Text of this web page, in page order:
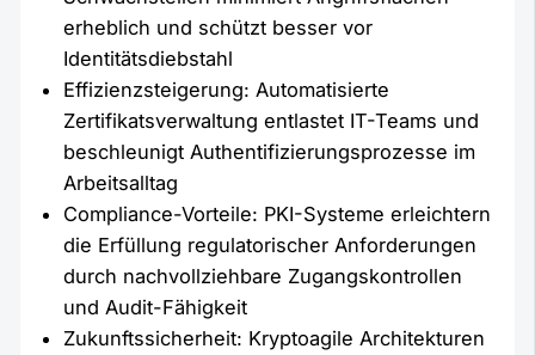
erheblich und schützt besser vor
Identitätsdiebstahl
Effizienzsteigerung: Automatisierte
Zertifikatsverwaltung entlastet IT-Teams und
beschleunigt Authentifizierungsprozesse im
Arbeitsalltag
Compliance-Vorteile: PKI-Systeme erleichtern
die Erfüllung regulatorischer Anforderungen
durch nachvollziehbare Zugangskontrollen
und Audit-Fähigkeit
Zukunftssicherheit: Kryptoagile Architekturen